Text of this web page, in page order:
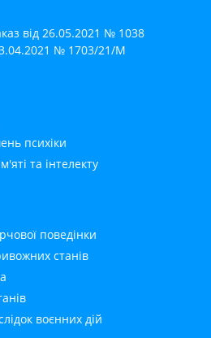
від 26.05.2021 № 1038
№ 1703/21/М
психіки
та інтелекту
поведінки
станів
воєнних дій